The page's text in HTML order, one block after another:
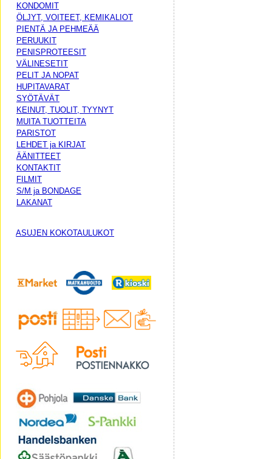
KONDOMIT
ÖLJYT, VOITEET, KEMIKALIOT
PIENTÄ JA PEHMEÄÄ
PERUUKIT
PENISPROTEESIT
VÄLINESETIT
PELIT JA NOPAT
HUPITAVARAT
SYÖTÄVÄT
KEINUT, TUOLIT, TYYNYT
MUITA TUOTTEITA
PARISTOT
LEHDET ja KIRJAT
ÄÄNITTEET
KONTAKTIT
FILMIT
S/M ja BONDAGE
LAKANAT
ASUJEN KOKOTAULUKOT